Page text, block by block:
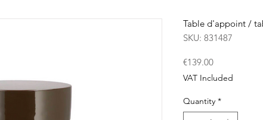
Table d'appoint /
SKU: 831487
€139.00Price
VAT Included
Quantity *